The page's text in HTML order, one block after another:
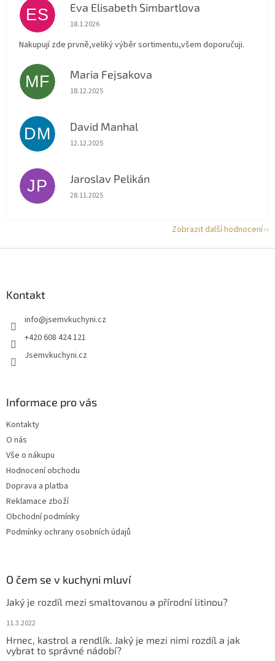
ES Eva Elisabeth Simbartlova
Hodnocení obchodu je 5 z 5 hvězdiček.
18.1.2026
Nakupují zde prvně,veliký výběr sortimentu,všem doporučuji.
MF Maria Fejsakova
Hodnocení obchodu je 5 z 5 hvězdiček.
18.12.2025
DM David Manhal
Hodnocení obchodu je 5 z 5 hvězdiček.
12.12.2025
JP Jaroslav Pelikán
Hodnocení obchodu je 5 z 5 hvězdiček.
28.11.2025
Zobrazit další hodnocení
Kontakt
info@jsemvkuchyni.cz
+420 608 424 121
Jsemvkuchyni.cz
Informace pro vás
Kontakty
O nás
Vše o nákupu
Hodnocení obchodu
Doprava a platba
Reklamace zboží
Obchodní podmínky
Podmínky ochrany osobních údajů
O čem se v kuchyni mluví
Jaký je rozdíl mezi smaltovanou a přírodní litinou?
11.3.2022
Hrnec, kastrol a rendlík. Jaký je mezi nimi rozdíl a jak
vybrat to správné nádobí?